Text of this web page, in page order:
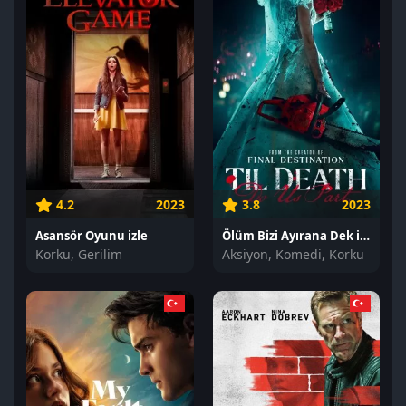
4.2 2023
Asansör Oyunu izle
Korku, Gerilim
3.8 2023
Ölüm Bizi Ayırana Dek izle
Aksiyon, Komedi, Korku